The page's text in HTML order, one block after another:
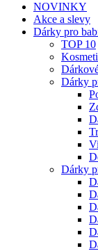
NOVINKY
Akce a slevy
Dárky pro
TOP 10
Dárky
Dárky